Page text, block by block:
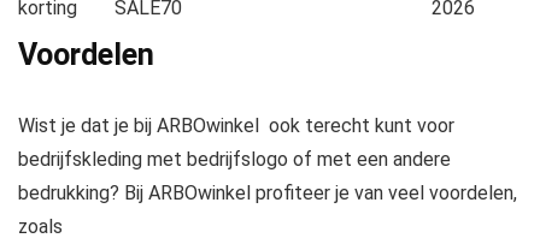
korting
SALE70
2026
Voordelen
Wist je dat je bij ARBOwinkel ook terecht kunt voor
bedrijfskleding met bedrijfslogo of met een andere
bedrukking? Bij ARBOwinkel profiteer je van veel voordelen,
zoals